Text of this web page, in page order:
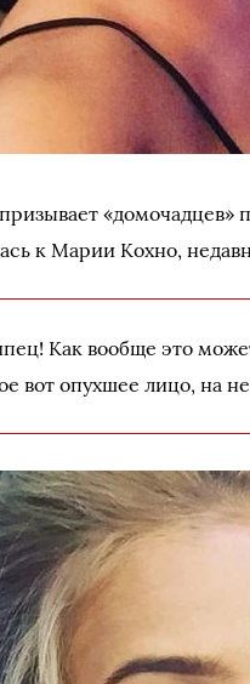
«домочадцев»
к Марии Кохно,
Как вообще это
вот опухшее лицо, на